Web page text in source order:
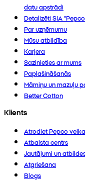
datu apstrādi
Detalizēti SIA
Par uzņēmumu
Mūsu atbildība
Karjera
Sazinieties ar mums
Paplašināšanās
Māmiņu un mazuļu
Better Cotton
Klients
Atrodiet Pepco
Atbalsta centrs
Jautājumi un
Atgriešana
Blogs